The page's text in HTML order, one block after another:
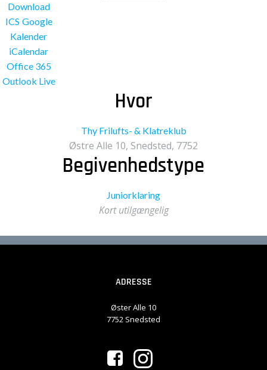
Download
ICS Google
Kalender
iCalendar
Office 365
Outlook Live
Hvor
Thy Frilufts- & Klatreklub
Østre Alle 10, Snedsted, 7752
Begivenhedstype
Juniorklaring
Kort utilgængelig
ADRESSE
Øster Alle 10
7752 Snedsted